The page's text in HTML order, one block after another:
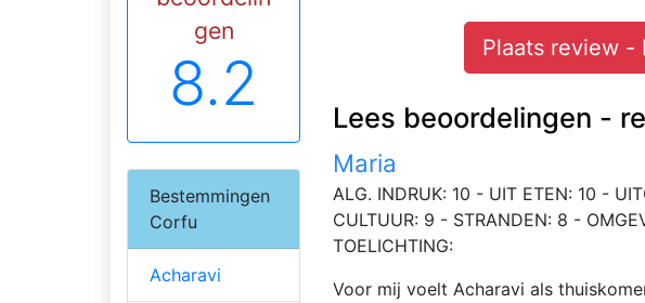
Plaats review -
Lees beoordelingen -
Maria
ALG. INDRUK: 10 - UIT ETEN: 10 -
CULTUUR: 9 - STRANDEN: 8 -
TOELICHTING:
Voor mij voelt Acharavi als
gen
8.2
Bestemmingen
Corfu
Acharavi